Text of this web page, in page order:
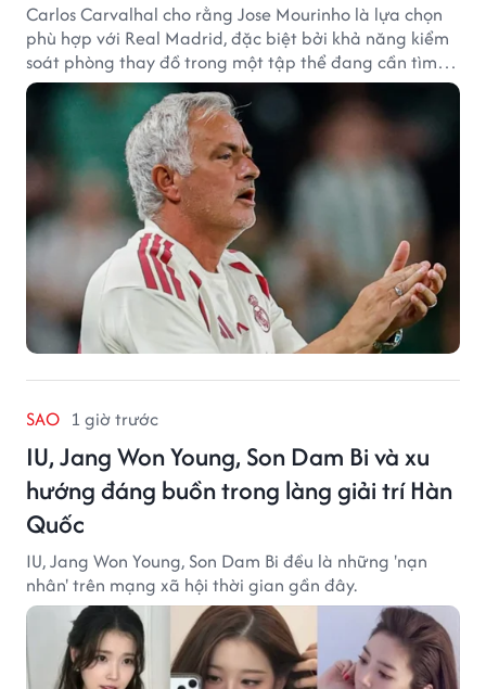
Carlos Carvalhal cho rằng Jose Mourinho là lựa chọn
phù hợp với Real Madrid, đặc biệt bởi khả năng kiểm
soát phòng thay đồ trong một tập thể đang cần tìm
lại sự ổn định.
SAO 1 giờ trước
IU, Jang Won Young, Son Dam Bi và xu
hướng đáng buồn trong làng giải trí Hàn
Quốc
IU, Jang Won Young, Son Dam Bi đều là những 'nạn
nhân' trên mạng xã hội thời gian gần đây.